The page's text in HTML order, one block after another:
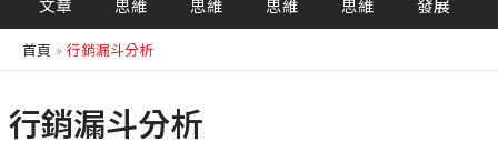
文章 思維 思維 思維 思維 發展
首頁 行銷漏斗分析
行銷漏斗分析